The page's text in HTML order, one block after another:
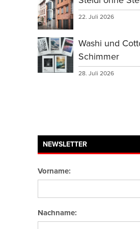
22. Juli 2026
Washi und
Schimmer
28. Juli 2026
NEWSLETTER
Vorname:
Nachname: